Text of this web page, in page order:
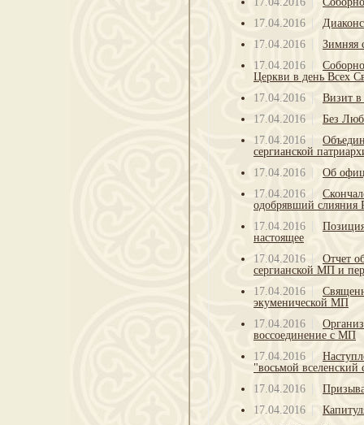
17.04.2016
17.04.2016
Зимняя
17.04.2016
Церкви в день Всех
17.04.2016
Визит
17.04.2016
Без
17.04.2016
сергианской
17.04.2016
Об
17.04.2016
одобрявший
17.04.2016
настоящее
17.04.2016
Отчет
сергианской МП и
17.04.2016
экуменической МП
17.04.2016
воссоединение с МП
17.04.2016
"восьмой вселенский
17.04.2016
17.04.2016